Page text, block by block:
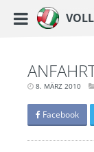
https://www.vc-
Zum
Haupt-
8. MÄRZ 2010
15.
-
UHR
Facebook